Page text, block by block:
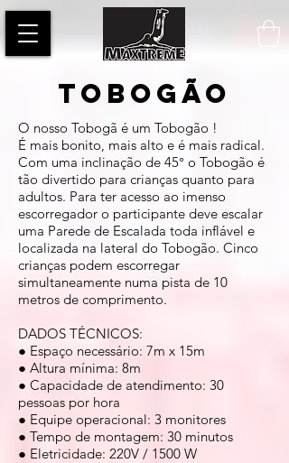
TOBOGÃO
O nosso Tobogã é um Tobogão !
É mais bonito, mais alto e é mais radical.
Com uma inclinação de 45° o Tobogão é
tão divertido para crianças quanto para
adultos. Para ter acesso ao imenso
escorregador o participante deve escalar
uma Parede de Escalada toda inflável e
localizada na lateral do Tobogão. Cinco
crianças podem escorregar
simultaneamente numa pista de 10
metros de comprimento.
DADOS TÉCNICOS:
● Espaço necessário: 7m x 15m
● Altura mínima: 8m
● Capacidade de atendimento: 30
pessoas por hora
● Equipe operacional: 3 monitores
● Tempo de montagem: 30 minutos
● Eletricidade: 220V / 1500 W